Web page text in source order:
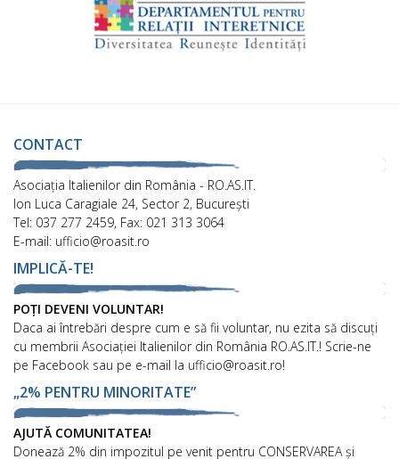
CONTACT
Asociaţia Italienilor din România - RO.AS.IT.
Ion Luca Caragiale 24, Sector 2, București
Tel: 037 277 2459, Fax: 021 313 3064
E-mail: ufficio@roasit.ro
IMPLICĂ-TE!
POȚI DEVENI VOLUNTAR!
Daca ai întrebări despre cum e să fii voluntar, nu ezita să discuți
cu membrii Asociației Italienilor din România RO.AS.IT.! Scrie-ne
pe Facebook sau pe e-mail la ufficio@roasit.ro!
„2% PENTRU MINORITATE”
AJUTĂ COMUNITATEA!
Donează 2% din impozitul pe venit pentru CONSERVAREA și